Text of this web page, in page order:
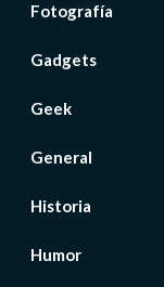
Fotografía
Gadgets
Geek
General
Historia
Humor